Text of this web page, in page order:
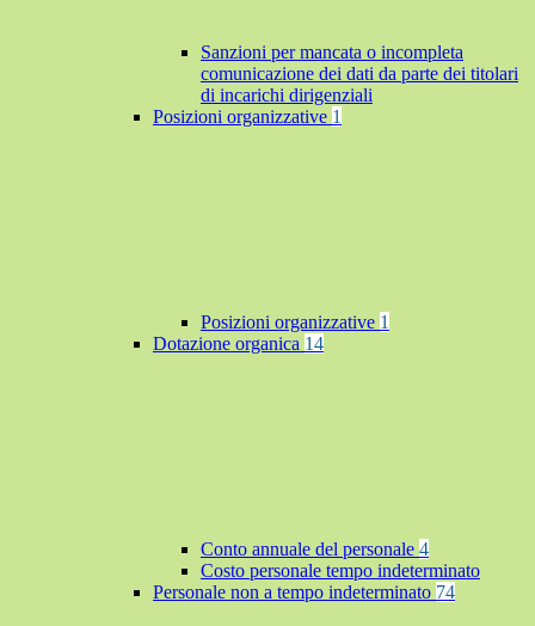
Sanzioni per mancata o incompleta
comunicazione dei dati da parte dei titolari
di incarichi dirigenziali
Posizioni organizzative 1
Posizioni organizzative 1
Dotazione organica 14
Conto annuale del personale 4
Costo personale tempo indeterminato
Personale non a tempo indeterminato 74